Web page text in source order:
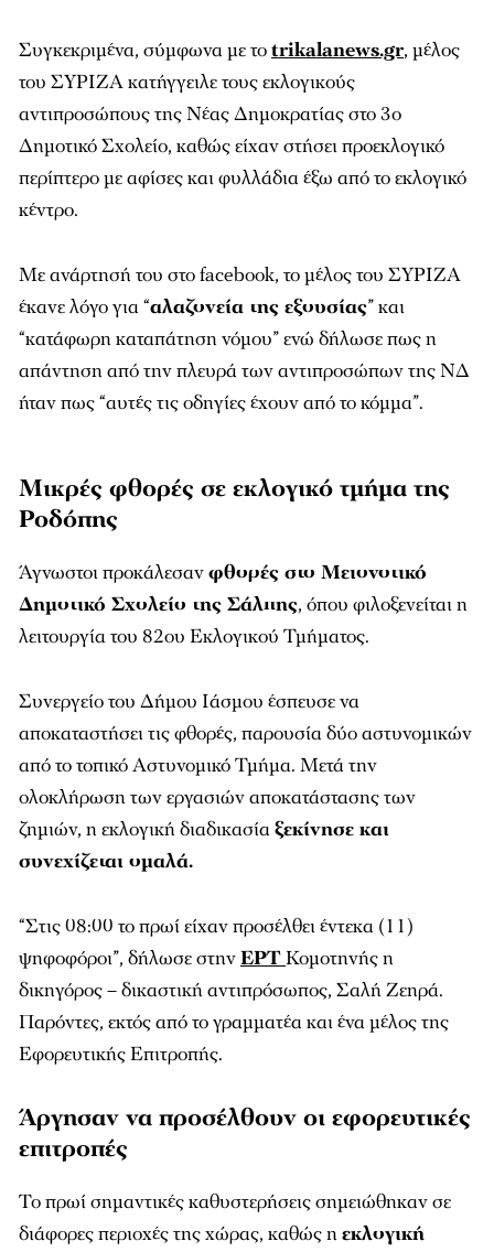
Συγκεκριμένα, σύμφωνα με τοtrikalanews.gr, μέλος
του ΣΥΡΙΖΑ κατήγγειλε τους εκλογικούς
αντιπροσώπους της Νέας Δημοκρατίας στο 3ο
Δημοτικό Σχολείο, καθώς είχαν στήσει προεκλογικό
περίπτερο με αφίσες και φυλλάδια έξω από το εκλογικό
κέντρο.
Με ανάρτησή του στο facebook, το μέλος του ΣΥΡΙΖΑ
έκανε λόγο για “αλαζονεία της εξουσίας” και
“κατάφωρη καταπάτηση νόμου” ενώ δήλωσε πως η
απάντηση από την πλευρά των αντιπροσώπων της ΝΔ
ήταν πως “αυτές τις οδηγίες έχουν από το κόμμα”.
Μικρές φθορές σε εκλογικό τμήμα της
Ροδόπης
Άγνωστοι προκάλεσανφθορές στο Μειονοτικό
Δημοτικό Σχολείο της Σάλπης, όπου φιλοξενείται η
λειτουργία του 82ου Εκλογικού Τμήματος.
Συνεργείο του Δήμου Ιάσμου έσπευσε να
αποκαταστήσει τις φθορές, παρουσία δύο αστυνομικών
από το τοπικό Αστυνομικό Τμήμα. Μετά την
ολοκλήρωση των εργασιών αποκατάστασης των
ζημιών, η εκλογική διαδικασίαξεκίνησε και
συνεχίζεται ομαλά.
“Στις 08:00 το πρωί είχαν προσέλθει έντεκα (11)
ψηφοφόροι”, δήλωσε στηνΕΡΤΚομοτηνής η
δικηγόρος – δικαστική αντιπρόσωπος, Σαλή Ζεηρά.
Παρόντες, εκτός από το γραμματέα και ένα μέλος της
Εφορευτικής Επιτροπής.
Άργησαν να προσέλθουν οι εφορευτικές
επιτροπές
Το πρωί σημαντικές καθυστερήσεις σημειώθηκαν σε
διάφορες περιοχές της χώρας, καθώς ηεκλογική